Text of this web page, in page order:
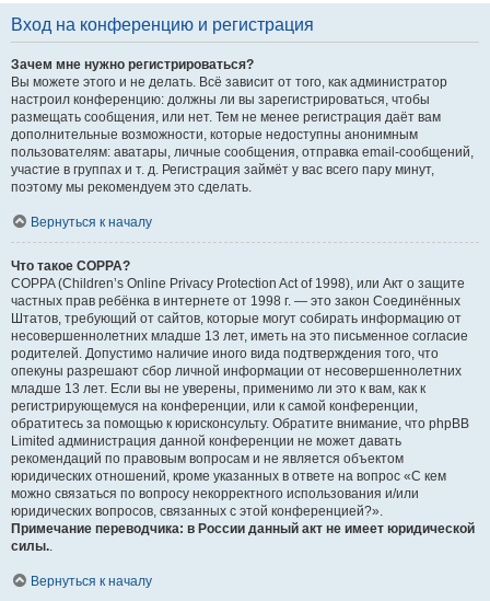
Вход на конференцию и регистрация
Зачем мне нужно регистрироваться?
Вы можете этого и не делать. Всё зависит от того, как администратор
настроил конференцию: должны ли вы зарегистрироваться, чтобы
размещать сообщения, или нет. Тем не менее регистрация даёт вам
дополнительные возможности, которые недоступны анонимным
пользователям: аватары, личные сообщения, отправка email-сообщений,
участие в группах и т. д. Регистрация займёт у вас всего пару минут,
поэтому мы рекомендуем это сделать.
Вернуться к началу
Что такое COPPA?
COPPA (Children’s Online Privacy Protection Act of 1998), или Акт о защите
частных прав ребёнка в интернете от 1998 г. — это закон Соединённых
Штатов, требующий от сайтов, которые могут собирать информацию от
несовершеннолетних младше 13 лет, иметь на это письменное согласие
родителей. Допустимо наличие иного вида подтверждения того, что
опекуны разрешают сбор личной информации от несовершеннолетних
младше 13 лет. Если вы не уверены, применимо ли это к вам, как к
регистрирующемуся на конференции, или к самой конференции,
обратитесь за помощью к юрисконсульту. Обратите внимание, что phpBB
Limited администрация данной конференции не может давать
рекомендаций по правовым вопросам и не является объектом
юридических отношений, кроме указанных в ответе на вопрос «С кем
можно связаться по вопросу некорректного использования и/или
юридических вопросов, связанных с этой конференцией?».
Примечание переводчика: в России данный акт не имеет юридической
силы..
Вернуться к началу